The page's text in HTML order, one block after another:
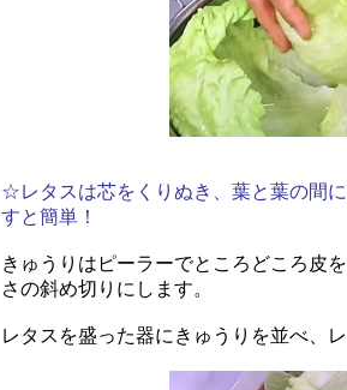
☆レタスは芯をくりぬき、葉と葉の間
すと簡単！
きゅうりはピーラーでところどころ皮
さの斜め切りにします。
レタスを盛った器にきゅうりを並べ、